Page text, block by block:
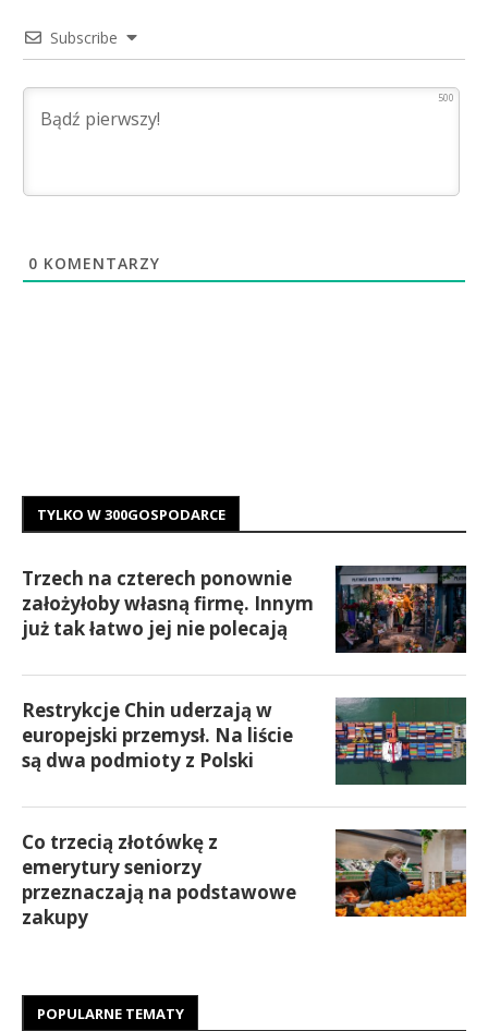
Subscribe
500
0 KOMENTARZY
TYLKO W 300GOSPODARCE
Trzech na czterech ponownie
założyłoby własną firmę. Innym
już tak łatwo jej nie polecają
Restrykcje Chin uderzają w
europejski przemysł. Na liście
są dwa podmioty z Polski
Co trzecią złotówkę z
emerytury seniorzy
przeznaczają na podstawowe
zakupy
POPULARNE TEMATY